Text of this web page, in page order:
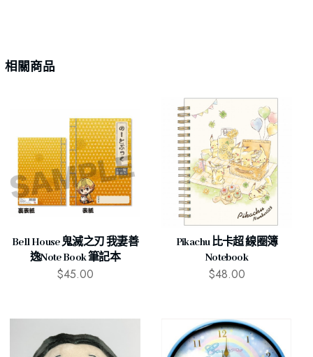
相關商品
Bell House 鬼滅之刃 我妻善
逸Note Book 筆記本
$45.00
Pikachu 比卡超 線圈簿
Notebook
$48.00